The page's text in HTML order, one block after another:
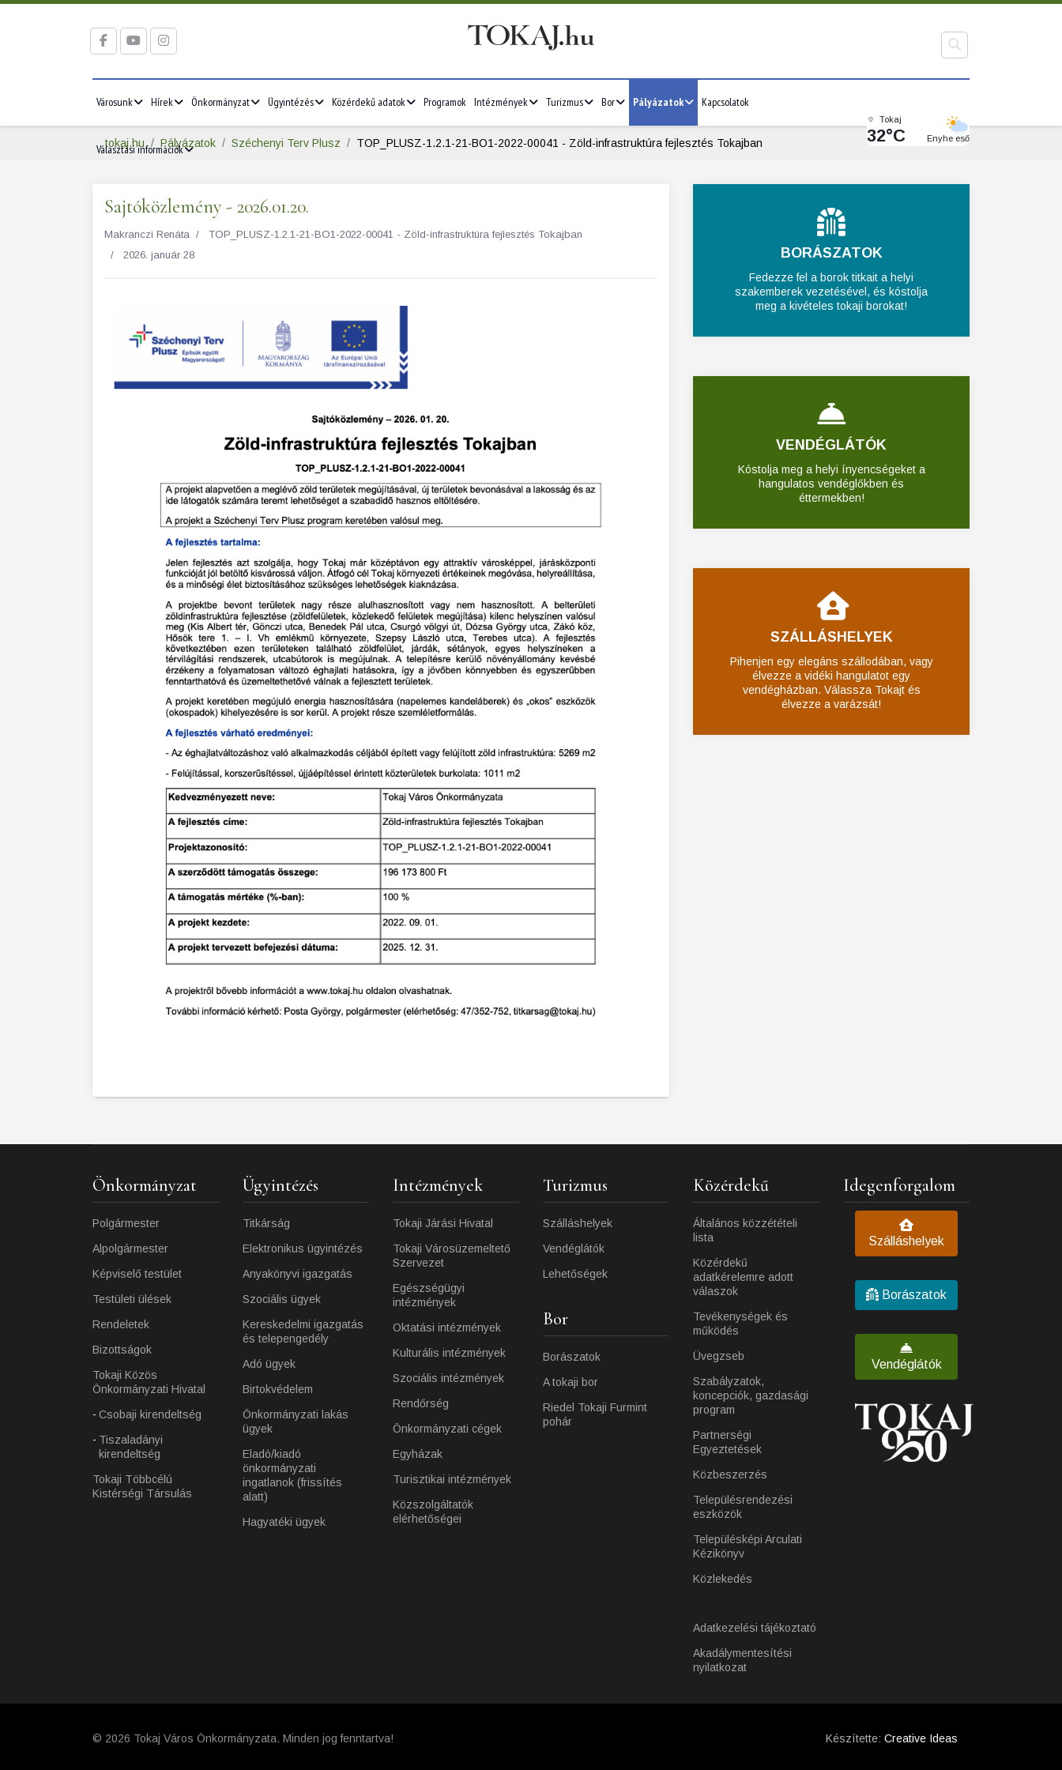
Városunk Hírek Önkormányzat Ügyintézés Közérdekű adatok Programok Intézmények Turizmus Bor Pályázatok Kapcsolatok
Választási információk
Tokaj
32°C Enyhe eső
tokaj.hu Pályázatok Széchenyi Terv Plusz TOP_PLUSZ-1.2.1-21-BO1-2022-00041 - Zöld-infrastruktúra fejlesztés Tokajban
Sajtóközlemény - 2026.01.20.
Makranczi Renáta
TOP_PLUSZ-1.2.1-21-BO1-2022-00041 - Zöld-infrastruktúra fejlesztés Tokajban
2026. január 28
BORÁSZATOK
Fedezze fel a borok titkait a helyi
szakemberek vezetésével, és kóstolja
meg a kivételes tokaji borokat!
VENDÉGLÁTÓK
Kóstolja meg a helyi ínyencségeket a
hangulatos vendéglőkben és
éttermekben!
SZÁLLÁSHELYEK
Pihenjen egy elegáns szállodában, vagy
élvezze a vidéki hangulatot egy
vendégházban. Válassza Tokajt és
élvezze a varázsát!
Önkormányzat
Polgármester
Alpolgármester
Képviselő testület
Testületi ülések
Rendeletek
Bizottságok
Tokaji Közös
Önkormányzati Hivatal
Csobaji kirendeltség
Tiszaladányi
kirendeltség
Tokaji Többcélú
Kistérségi Társulás
Ügyintézés
Titkárság
Elektronikus ügyintézés
Anyakönyvi igazgatás
Szociális ügyek
Kereskedelmi igazgatás
és telepengedély
Adó ügyek
Birtokvédelem
Önkormányzati lakás
ügyek
Eladó/kiadó
önkormányzati
ingatlanok (frissítés
alatt)
Hagyatéki ügyek
Intézmények
Tokaji Járási Hivatal
Tokaji Városüzemeltető
Szervezet
Egészségügyi
intézmények
Oktatási intézmények
Kulturális intézmények
Szociális intézmények
Rendőrség
Önkormányzati cégek
Egyházak
Turisztikai intézmények
Közszolgáltatók
elérhetőségei
Turizmus
Szálláshelyek
Vendéglátók
Lehetőségek
Bor
Borászatok
A tokaji bor
Riedel Tokaji Furmint
pohár
Közérdekű
Általános közzétételi
lista
Közérdekű
adatkérelemre adott
válaszok
Tevékenységek és
működés
Üvegzseb
Szabályzatok,
koncepciók, gazdasági
program
Partnerségi
Egyeztetések
Közbeszerzés
Településrendezési
eszközök
Településképi Arculati
Kézikönyv
Közlekedés
Adatkezelési tájékoztató
Akadálymentesítési
nyilatkozat
Idegenforgalom
Szálláshelyek
Borászatok
Vendéglátók
© 2026 Tokaj Város Önkormányzata. Minden jog fenntartva! Készítette: Creative Ideas